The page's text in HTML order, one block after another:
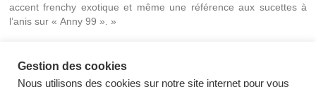
accent frenchy exotique et même une référence aux sucettes à
l’anis sur « Anny 99 ». »
Gestion des cookies
Nous utilisons des cookies sur notre site internet pour vous